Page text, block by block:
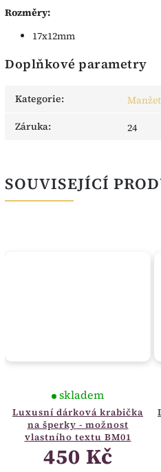
Rozměry:
17x12mm
Doplňkové parametry
Kategorie:
Záruka: 24
SOUVISEJÍCÍ
Luxusní dárková krabička
na šperky - možnost
vlastního textu BM01
skladem
450 Kč